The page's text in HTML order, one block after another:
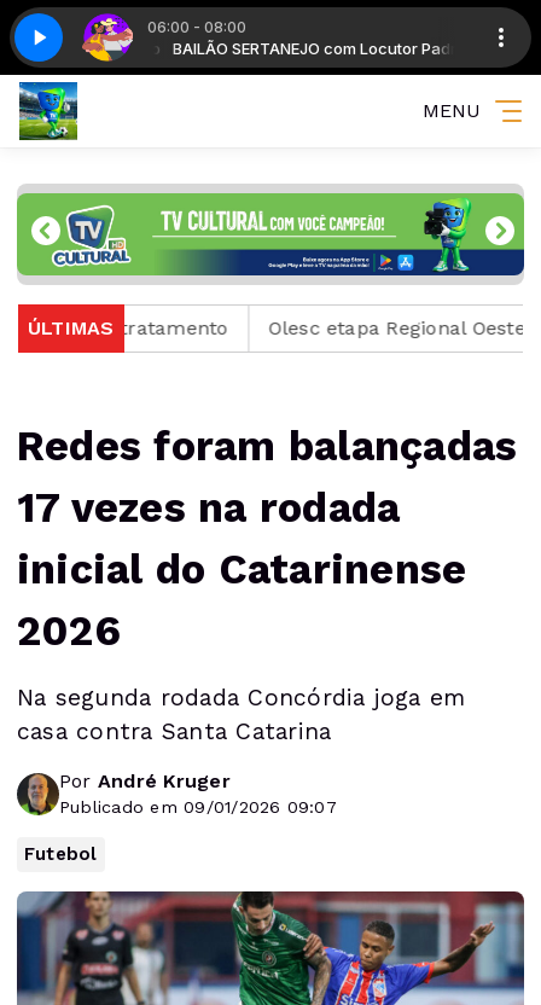
06:00 - 08:00
Locutor Padrão BAILÃO SERTANEJO com Locutor Padrão
Bailão sertanejo - Parte 5
MENU
ÚLTIMAS
tratamento Olesc etapa Regional Oeste em
Redes foram balançadas
17 vezes na rodada
inicial do Catarinense
2026
Na segunda rodada Concórdia joga em
casa contra Santa Catarina
Por André Kruger
Publicado em 09/01/2026 09:07
Futebol